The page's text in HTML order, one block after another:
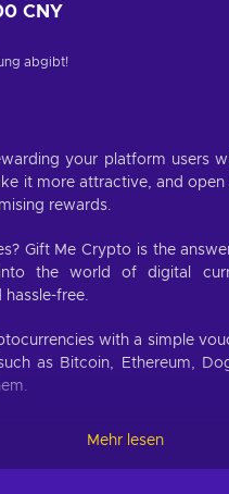
CNY
abgibt!
your platform users
it more attractive, and
rewards.
Gift Me Crypto is the
the world of digital
free.
with a simple
as Bitcoin, Ethereum,
Mehr lesen